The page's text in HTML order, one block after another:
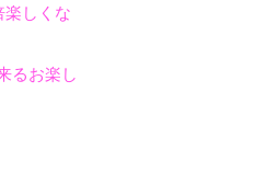
楽しくな
るお楽し